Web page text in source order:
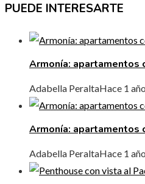
PUEDE INTERESARTE
Armonía: apartamentos
Adabella PeraltaHace 1 año
Armonía: apartamentos
Adabella PeraltaHace 1 año